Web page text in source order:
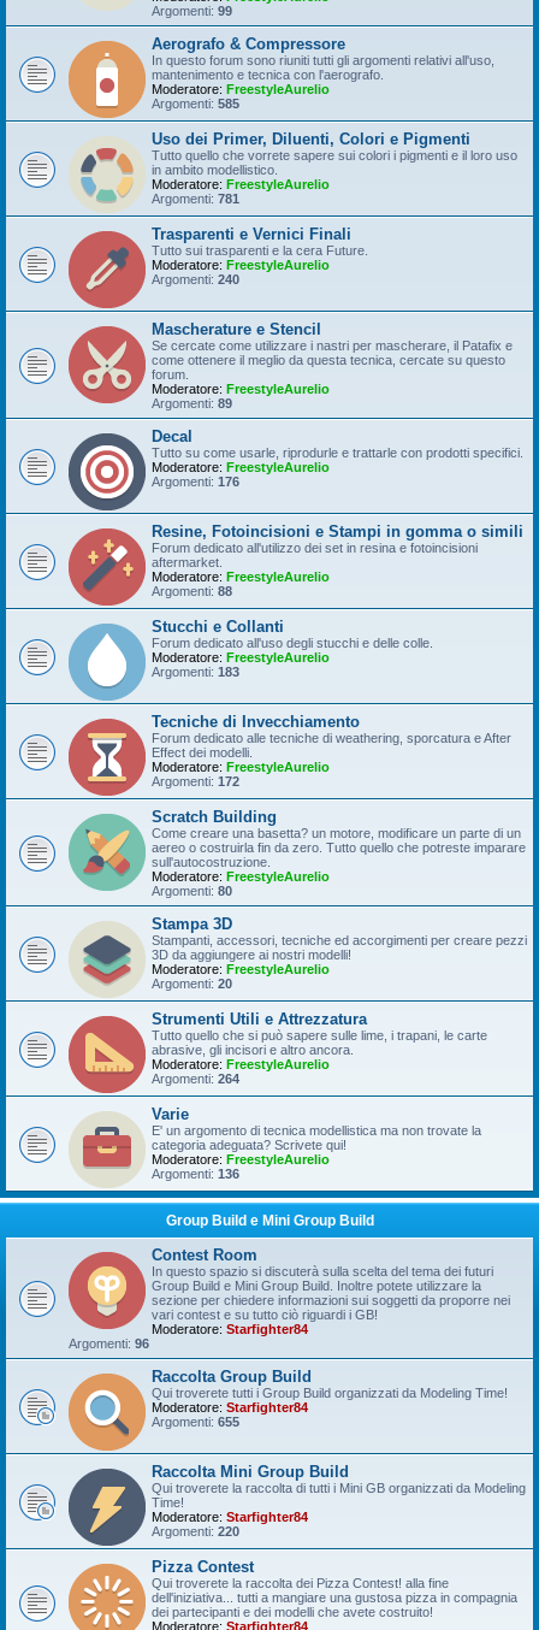
Argomenti: 99
Aerografo & Compressore
In questo forum sono riuniti tutti gli argomenti relativi all'uso,
mantenimento e tecnica con l'aerografo.
Moderatore: FreestyleAurelio
Argomenti: 585
Uso dei Primer, Diluenti, Colori e Pigmenti
Tutto quello che vorrete sapere sui colori i pigmenti e il loro uso
in ambito modellistico.
Moderatore: FreestyleAurelio
Argomenti: 781
Trasparenti e Vernici Finali
Tutto sui trasparenti e la cera Future.
Moderatore: FreestyleAurelio
Argomenti: 240
Mascherature e Stencil
Se cercate come utilizzare i nastri per mascherare, il Patafix e
come ottenere il meglio da questa tecnica, cercate su questo
forum.
Moderatore: FreestyleAurelio
Argomenti: 89
Decal
Tutto su come usarle, riprodurle e trattarle con prodotti specifici.
Moderatore: FreestyleAurelio
Argomenti: 176
Resine, Fotoincisioni e Stampi in gomma o simili
Forum dedicato all'utilizzo dei set in resina e fotoincisioni
aftermarket.
Moderatore: FreestyleAurelio
Argomenti: 88
Stucchi e Collanti
Forum dedicato all'uso degli stucchi e delle colle.
Moderatore: FreestyleAurelio
Argomenti: 183
Tecniche di Invecchiamento
Forum dedicato alle tecniche di weathering, sporcatura e After
Effect dei modelli.
Moderatore: FreestyleAurelio
Argomenti: 172
Scratch Building
Come creare una basetta? un motore, modificare un parte di un
aereo o costruirla fin da zero. Tutto quello che potreste imparare
sull'autocostruzione.
Moderatore: FreestyleAurelio
Argomenti: 80
Stampa 3D
Stampanti, accessori, tecniche ed accorgimenti per creare pezzi
3D da aggiungere ai nostri modelli!
Moderatore: FreestyleAurelio
Argomenti: 20
Strumenti Utili e Attrezzatura
Tutto quello che si può sapere sulle lime, i trapani, le carte
abrasive, gli incisori e altro ancora.
Moderatore: FreestyleAurelio
Argomenti: 264
Varie
E' un argomento di tecnica modellistica ma non trovate la
categoria adeguata? Scrivete qui!
Moderatore: FreestyleAurelio
Argomenti: 136
Group Build e Mini Group Build
Contest Room
In questo spazio si discuterà sulla scelta del tema dei futuri
Group Build e Mini Group Build. Inoltre potete utilizzare la
sezione per chiedere informazioni sui soggetti da proporre nei
vari contest e su tutto ciò riguardi i GB!
Moderatore: Starfighter84
Argomenti: 96
Raccolta Group Build
Qui troverete tutti i Group Build organizzati da Modeling Time!
Moderatore: Starfighter84
Argomenti: 655
Raccolta Mini Group Build
Qui troverete la raccolta di tutti i Mini GB organizzati da Modeling
Time!
Moderatore: Starfighter84
Argomenti: 220
Pizza Contest
Qui troverete la raccolta dei Pizza Contest! alla fine
dell'iniziativa... tutti a mangiare una gustosa pizza in compagnia
dei partecipanti e dei modelli che avete costruito!
Moderatore: Starfighter84